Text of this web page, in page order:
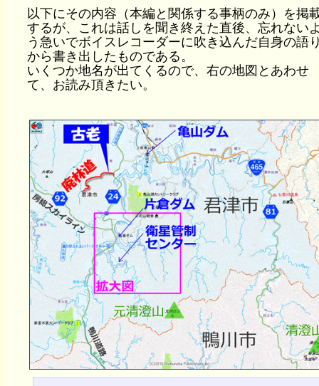
以下にその内容（本編と関係する事柄のみ）を掲
するが、これは話しを聞き終えた直後、忘れない
う急いでボイスレコーダーに吹き込んだ自身の語
から書き出したものである。
いくつか地名が出てくるので、右の地図とあわせ
て、お読み頂きたい。